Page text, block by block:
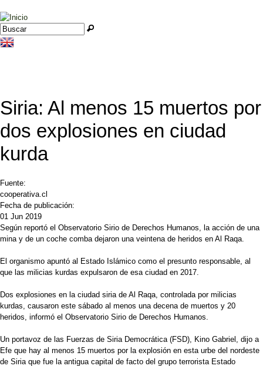
Jump to navigation
Formulario de búsqueda
Buscar
Siria: Al menos 15 muertos por
dos explosiones en ciudad
kurda
Fuente:
cooperativa.cl
Fecha de publicación:
01 Jun 2019
Según reportó el Observatorio Sirio de Derechos Humanos, la acción de una
mina y de un coche comba dejaron una veintena de heridos en Al Raqa.
El organismo apuntó al Estado Islámico como el presunto responsable, al
que las milicias kurdas expulsaron de esa ciudad en 2017.
Dos explosiones en la ciudad siria de Al Raqa, controlada por milicias
kurdas, causaron este sábado al menos una decena de muertos y 20
heridos, informó el Observatorio Sirio de Derechos Humanos.
Un portavoz de las Fuerzas de Siria Democrática (FSD), Kino Gabriel, dijo a
Efe que hay al menos 15 muertos por la explosión en esta urbe del nordeste
de Siria que fue la antigua capital de facto del grupo terrorista Estado